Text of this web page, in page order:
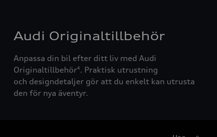
Audi Originaltillbehör
Anpassa din bil efter ditt liv med Audi
Originaltillbehör4. Praktisk utrustning
och designdetaljer gör att du enkelt kan utrusta
den för nya äventyr.